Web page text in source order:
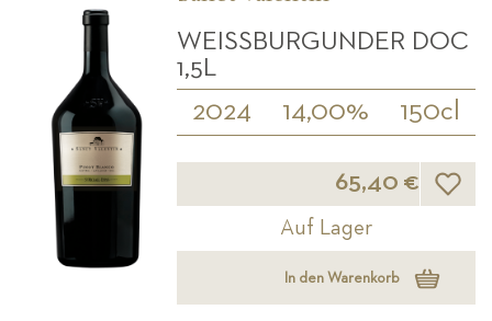
WEISSBURGUNDER DOC 1
,5L
2024 14,00% 150cl
65,40 €
Auf Lager
In den Warenkorb